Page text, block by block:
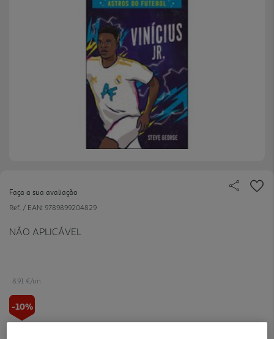
Faça a sua avaliação
Ref. / EAN: 9789899204829
NÃO APLICÁVEL
8.91 €/un
-10%